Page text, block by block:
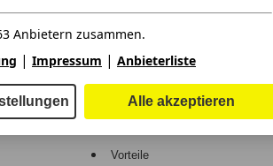
Anmelden
Vorteile
Anbietern zusammen.
| Impressum | Anbieterliste
Alle akzeptieren